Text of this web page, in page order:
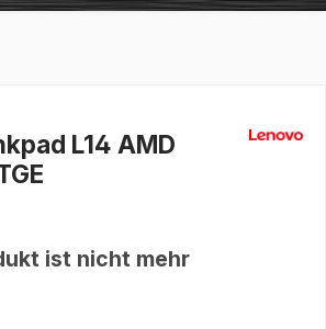
L14 AMD
ist nicht mehr